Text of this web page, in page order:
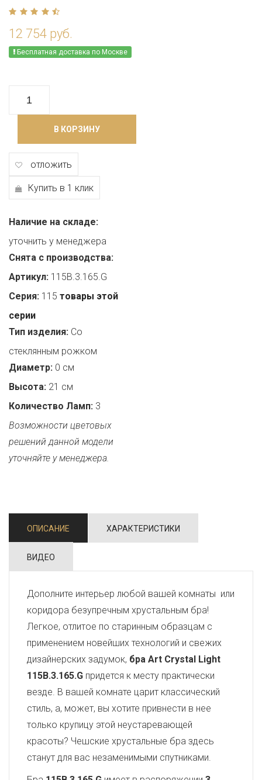
12 754 руб.
Бесплатная доставка по Москве
В КОРЗИНУ
отложить
Купить в 1 клик
Наличие на складе:
уточнить у менеджера
Снята с производства:
Артикул: 115B.3.165.G
Серия: 115 товары этой
серии
Тип изделия: Со
стеклянным рожком
Диаметр: 0 см
Высота: 21 см
Количество Ламп: 3
Возможности цветовых
решений данной модели
уточняйте у менеджера.
ОПИСАНИЕ ХАРАКТЕРИСТИКИ
ВИДЕО
Дополните интерьер любой вашей комнаты или
коридора безупречным хрустальным бра!
Легкое, отлитое по старинным образцам с
применением новейших технологий и свежих
дизайнерских задумок, бра Art Crystal Light
115B.3.165.G придется к месту практически
везде. В вашей комнате царит классический
стиль, а, может, вы хотите привнести в нее
только крупицу этой неустаревающей
красоты? Чешские хрустальные бра здесь
станут для вас незаменимыми спутниками.